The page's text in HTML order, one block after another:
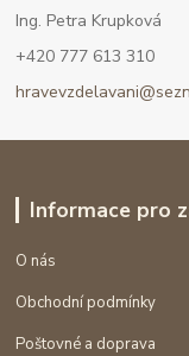
Ing. Petra Krupková
+420 777 613 310
Informace pro
O nás
Obchodní podmínky
Poštovné a doprava